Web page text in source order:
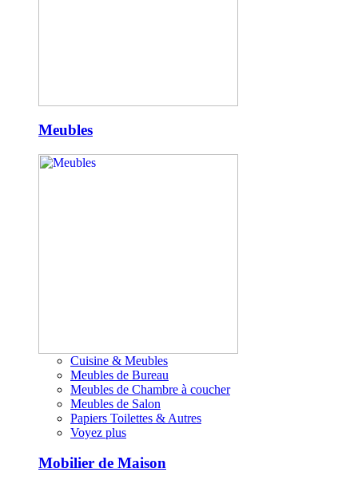
Meubles
Cuisine & Meubles
Meubles de Bureau
Meubles de Chambre à coucher
Meubles de Salon
Papiers Toilettes & Autres
Voyez plus
Mobilier de Maison